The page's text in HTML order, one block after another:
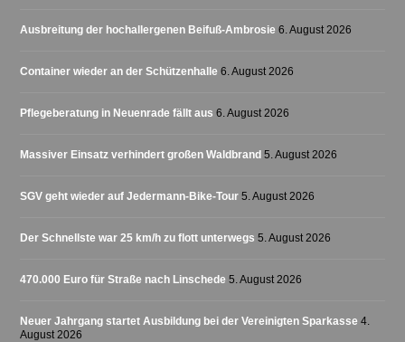
Ausbreitung der hochallergenen Beifuß-Ambrosie 6. August 2026
Container wieder an der Schützenhalle 6. August 2026
Pflegeberatung in Neuenrade fällt aus 6. August 2026
Massiver Einsatz verhindert großen Waldbrand 5. August 2026
SGV geht wieder auf Jedermann-Bike-Tour 5. August 2026
Der Schnellste war 25 km/h zu flott unterwegs 5. August 2026
470.000 Euro für Straße nach Linschede 5. August 2026
Neuer Jahrgang startet Ausbildung bei der Vereinigten Sparkasse 4.
August 2026